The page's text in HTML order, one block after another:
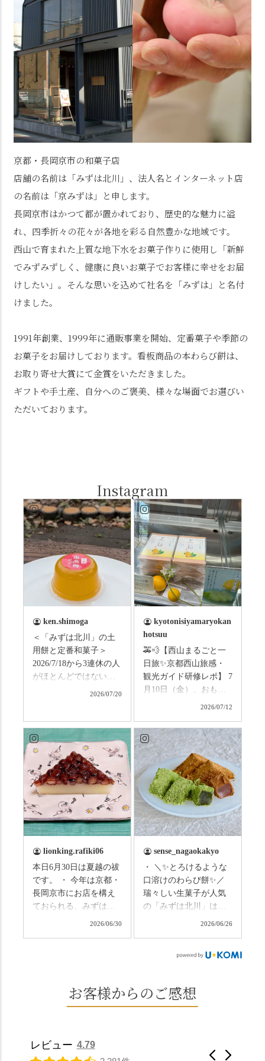
京都・長岡京市の和菓子店
店舗の名前は「みずは北川」、法人名とインターネット店
の名前は「京みずは」と申します。
長岡京市はかつて都が置かれており、歴史的な魅力に溢
れ、四季折々の花々が各地を彩る自然豊かな地域です。
西山で育まれた上質な地下水をお菓子作りに使用し「新鮮
でみずみずしく、健康に良いお菓子でお客様に幸せをお届
けしたい」。そんな思いを込めて社名を「みずは」と名付
けました。
1991年創業、1999年に通販事業を開始、定番菓子や季節の
お菓子をお届けしております。看板商品の本わらび餅は、
お取り寄せ大賞にて金賞をいただきました。
ギフトや手土産、自分へのご褒美、様々な場面でお選びい
ただいております。
Instagram
ken.shimoga
＜「みずは北川」の土
用餅と定番和菓子＞
2026/7/18から3連休の人
がほとんどではないか
と思います。みなさん
ものすごい暑さが続き
ますので、熱中症にな
らないようお互いに気
をつけましょう。 3連休
まずは「みずは北川」
の和菓子の紹介から。
（写真2枚目から） ・土
用餅（2個入） 暑気払
い、厄払いとして夏の
土用入りにいただくと
今年の土用の入りは7/20
だそうです。連休最終
日、時間のある人はぜ
ひこの機会に食べてみ
なこ） •わらび餅（抹
ぐにいただけます。 ち
なみに、京きなこは通
種類があります。 ※私
たちの間では、「みず
2026/07/20
kyotonisiyamaryokan
hotsuu
🚕💨【西山まるごと一
日旅✨京都西山旅感・
観光ガイド研修レポ】 7
月10日（金）、おもて
なしタクシーの日高順
西山の魅力をぎゅっと
詰め込んだ観光ガイド
研修に行ってきまし
た！ 🎋スタートは「竹
の径」。 頭上を覆う竹
のトンネルに一歩入る
と、空気がすっと涼し
くなって、聞こえるの
は葉ずれの音だけ。嵐
山の竹林に絶対負けて
れ違うのは犬の散歩の
方くらい。この静け
さ、贅沢すぎません
か…？ここを独り占め
できるのが西山なんで
す。 ⛩️続いて「大原野
神社」へ。 延暦3年
春日"。鯉沢の池には白
いスイレンが咲き、神
馳せた小塩山のふもと
2026/07/12
lionking.rafiki06
本日6月30日は夏越の祓
です。 ・ 今年は京都・
長岡京市にお店を構え
ておられる、みずは北
味しかったです。うい
さだったため、とても
2026/06/30
sense_nagaokakyo
・ ＼✨とろけるような
口溶けのわらび餅✨／
瑞々しい生菓子が人気
の「みずは北川」は、
ました⛲️ 創業から30余
も麗しいものばかり👀
と和三盆の風味が広が
2026/06/26
お客様からのご感想
レビュー 4.79